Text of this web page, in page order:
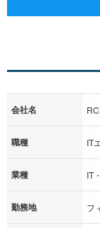
会社名
職種 IT
業種 IT
勤務地 フ